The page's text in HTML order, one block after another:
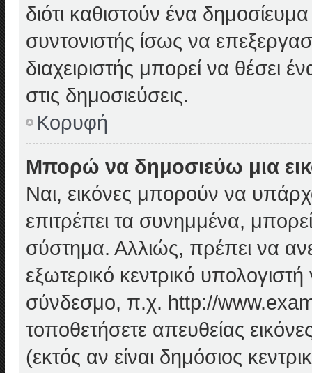
διότι καθιστούν ένα
συντονιστής ίσως να
διαχειριστής μπορεί να θέσει
στις δημοσιεύσεις.
Κορυφή
Μπορώ να δημοσιεύω μια
Ναι, εικόνες μπορούν να
επιτρέπει τα συνημμένα,
σύστημα. Αλλιώς, πρέπει να
εξωτερικό κεντρικό
σύνδεσμο, π.χ. http://
τοποθετήσετε απευθείας
(εκτός αν είναι δημόσιος